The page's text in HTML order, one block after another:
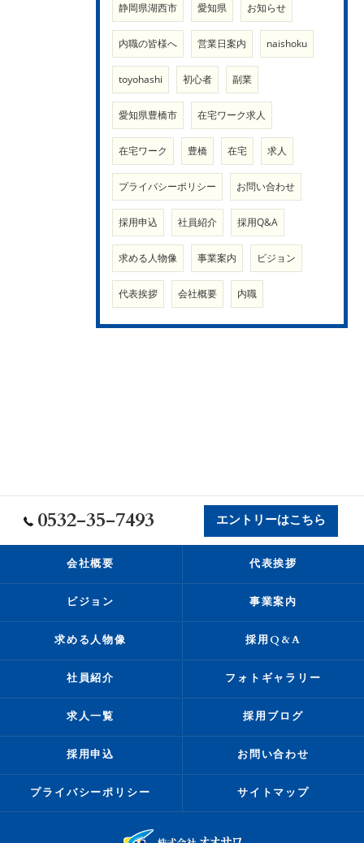
静岡県湖西市 愛知県 お知らせ
内職の皆様へ 営業日案内 naishoku
toyohashi 初心者 副業
愛知県豊橋市 在宅ワーク求人
在宅ワーク 豊橋 在宅 求人
プライバシーポリシー お問い合わせ
採用申込 社員紹介 採用Q&A
求める人物像 事業案内 ビジョン
代表挨拶 会社概要 内職
0532-35-7493 エントリーはこちら
会社概要 代表挨拶
ビジョン 事業案内
求める人物像 採用Q&A
社員紹介 フォトギャラリー
求人一覧 採用ブログ
採用申込 お問い合わせ
プライバシーポリシー サイトマップ